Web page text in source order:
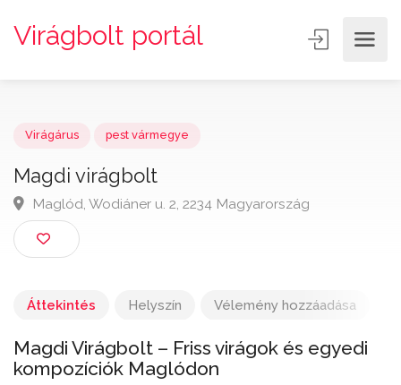
Virágbolt portál
Magdi virágbolt
Maglód, Wodiáner u. 2, 2234 Magyarország
Áttekintés Helyszín Vélemény hozzáadása
Magdi Virágbolt – Friss virágok és egyedi
kompozíciók Maglódon